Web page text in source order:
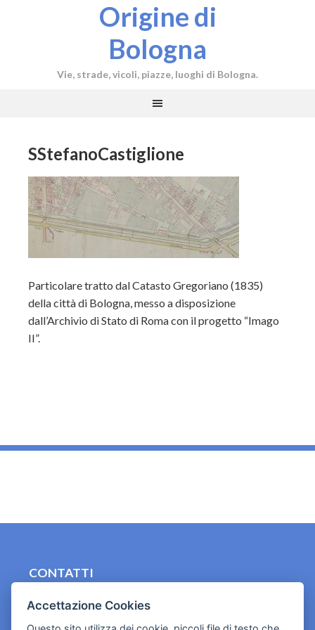
Origine di
Bologna
Vie, strade, vicoli, piazze, luoghi di Bologna.
SStefanoCastiglione
Particolare tratto dal Catasto Gregoriano (1835)
della città di Bologna, messo a disposizione
dall’Archivio di Stato di Roma con il progetto “Imago
II”.
CONTATTI
Cookies e informativa privacy
Accettazione Cookies